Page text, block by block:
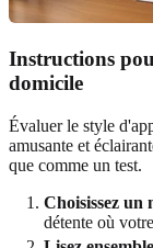
Instructions
domicile
Évaluer le style
amusante et
que comme un test.
Choisissez un
détente où